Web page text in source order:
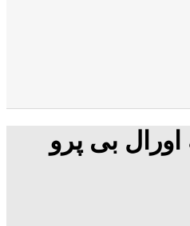
بی پرو